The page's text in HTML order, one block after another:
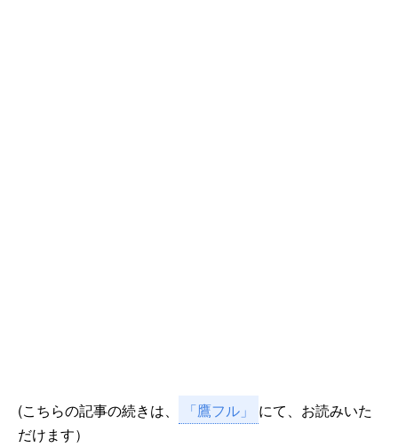
(こちらの記事の続きは、 「鷹フル」
にて、お読みいた
だけます）